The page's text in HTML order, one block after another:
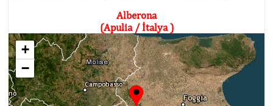
Alberona
(Apulia / İtalya )
+
−